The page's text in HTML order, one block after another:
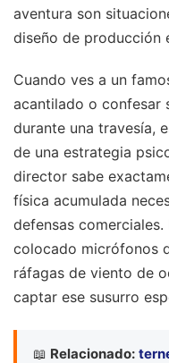
aventura son
diseño de producción
Cuando ves a un
acantilado o confesar
durante una travesía,
de una estrategia
director sabe
física acumulada
defensas
colocado micrófonos
ráfagas de viento de
captar ese susurro
📖 Relacionado: